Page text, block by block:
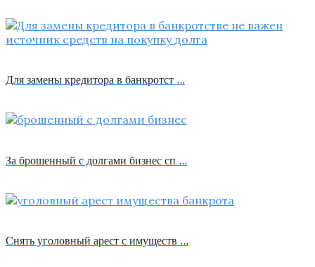
Для замены кредитора в банкротст …
За брошенный с долгами бизнес сп …
Снять уголовный арест с имуществ …